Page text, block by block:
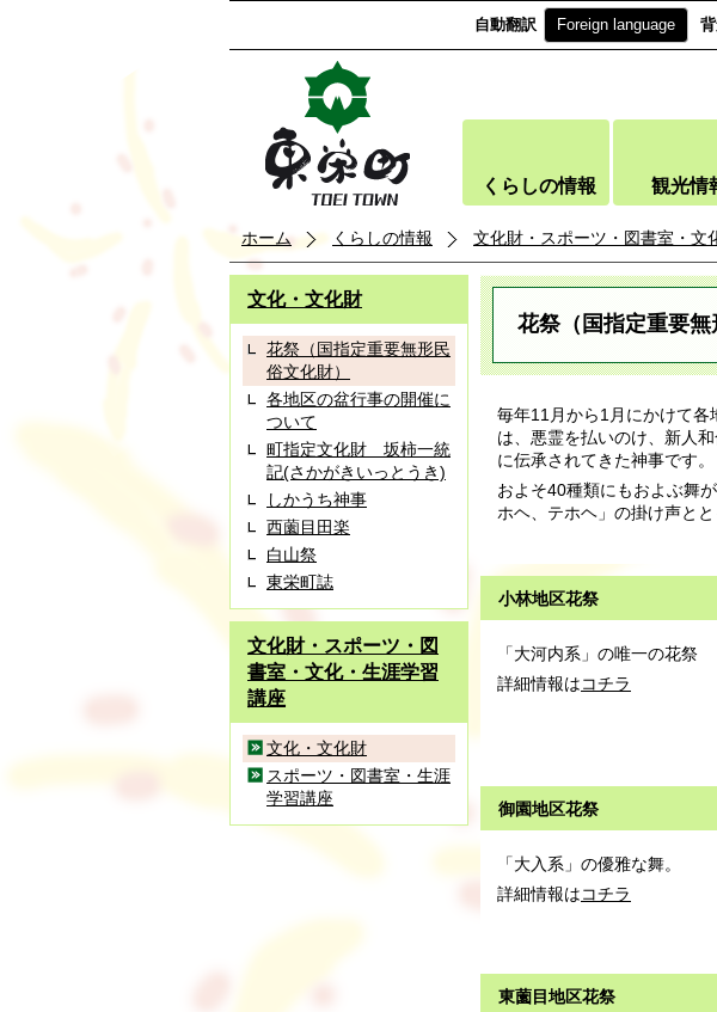
自動翻訳 Foreign language
くらしの情報 観光情
ホーム くらしの情報 文化財・スポーツ・図書室・文
文化・文化財
花祭（国指定重要無形民
俗文化財）
各地区の盆行事の開催に
ついて
町指定文化財 坂柿一統
記(さかがきいっとうき)
しかうち神事
西薗目田楽
白山祭
東栄町誌
文化財・スポーツ・図
書室・文化・生涯学習
講座
文化・文化財
スポーツ・図書室・生涯
学習講座
花祭（国指定重要無
毎年11月から1月にかけて各
は、悪霊を払いのけ、新人
に伝承されてきた神事です。
およそ40種類にもおよぶ舞
ホヘ、テホヘ」の掛け声と
小林地区花祭
「大河内系」の唯一の花祭
詳細情報はコチラ
御園地区花祭
「大入系」の優雅な舞。
詳細情報はコチラ
東薗目地区花祭